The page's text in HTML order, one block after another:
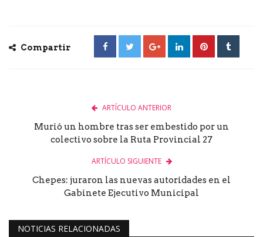
Compartir
ARTÍCULO ANTERIOR
Murió un hombre tras ser embestido por un
colectivo sobre la Ruta Provincial 27
ARTÍCULO SIGUIENTE
Chepes: juraron las nuevas autoridades en el
Gabinete Ejecutivo Municipal
NOTICIAS RELACIONADAS